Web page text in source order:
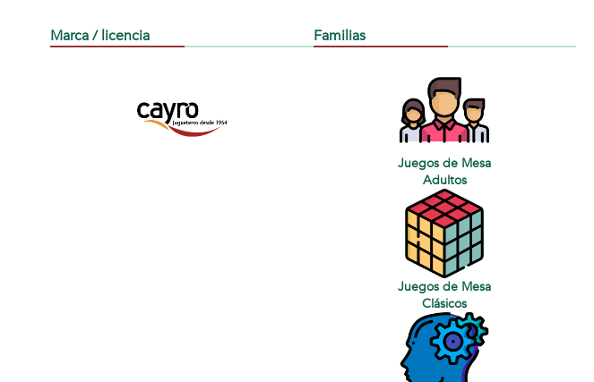
Marca / licencia Familias
Juegos de Mesa
Adultos
Juegos de Mesa
Clásicos